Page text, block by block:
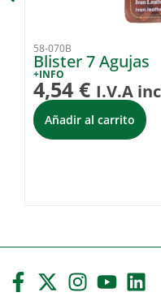
58-070B
Blister 7 Agujas
+INFO
4,54 € I.V.A
Añadir al carrito